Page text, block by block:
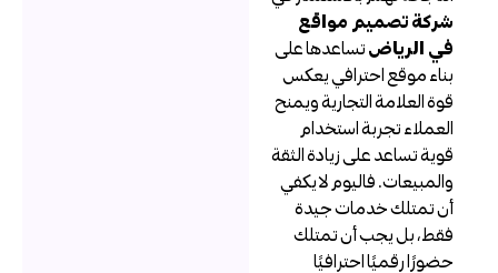
شركة تصميم مواقع
في الرياضتساعدها على
بناء موقع احترافي يعكس
قوة العلامة التجارية ويمنح
العملاء تجربة استخدام
قوية تساعد على زيادة الثقة
والمبيعات. فاليوم لا يكفي
أن تمتلك خدمات جيدة
فقط، بل يجب أن تمتلك
حضورًا رقميًا احترافيًا